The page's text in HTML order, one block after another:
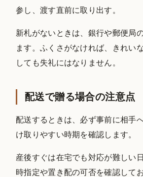
参し、渡す直前に取り出す。
新札がないときは、銀行や郵便局
ます。ふくさがなければ、きれい
しても失礼にはなりません。
配送で贈る場合の注意点
配送するときは、必ず事前に相手
け取りやすい時期を確認します。
産後すぐは在宅でも対応が難しい
時指定や置き配の可否を確認して